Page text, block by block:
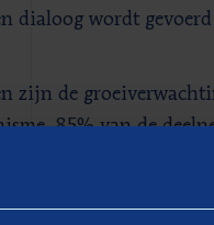
dialoog wordt
zijn de
85% van de
ten opzichte van
dan 10%.